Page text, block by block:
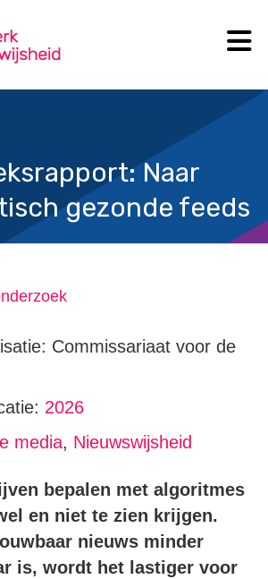
Naar
gezonde feeds
Commissariaat voor de
2026
media, Nieuwswijsheid
bepalen met algoritmes
en niet te zien krijgen.
nieuws minder
is, wordt het lastiger voor